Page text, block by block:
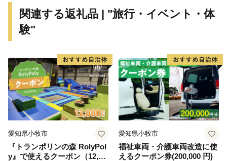
関連する返礼品 | "旅行・イベント・体
験"
愛知県小牧市
『トランポリンの森 RolyPol
y』で使えるクーポン（12,00
愛知県小牧市
福祉車両・介護車両改造に使
えるクーポン券(200,000 円)